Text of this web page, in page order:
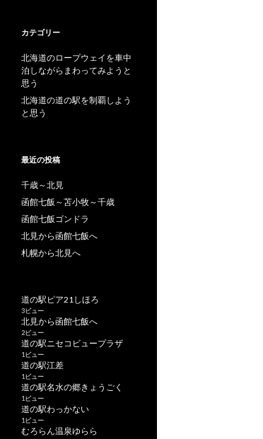
カテゴリー
北海道のロープウェイを車中
泊しながらまわってみようと
思う
北海道の道の駅を制覇しよう
と思う
最近の投稿
千歳～北見
函館七飯～苫小牧～千歳
函館七飯ゴンドラ
北見から函館七飯へ
札幌から北見へ
道の駅ピア21しほろ
3ビュー
北見から函館七飯へ
2ビュー
道の駅ニセコビュープラザ
1ビュー
道の駅江差
1ビュー
道の駅名水の郷きょうごく
1ビュー
道の駅わっかない
1ビュー
むろらん温泉ゆらら